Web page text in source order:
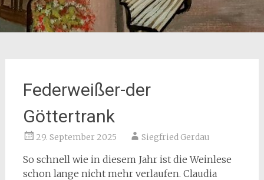
Federweißer-der
Göttertrank
29. September 2025 Siegfried Gerdau
So schnell wie in diesem Jahr ist die Weinlese
schon lange nicht mehr verlaufen. Claudia